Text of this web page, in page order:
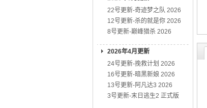
22号更新-奇迹梦之队 2026
12号更新-杀的就是你 2026
8号更新-巅峰猎杀 2026
2026年4月更新
24号更新-挽救计划 2026
16号更新-暗黑新娘 2026
13号更新-阿凡达3 2026
3号更新-末日逃生2 正式版